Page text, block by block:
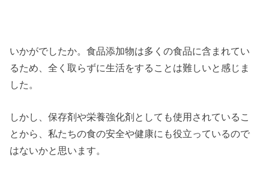
いかがでしたか。食品添加物は多くの食品に含まれてい
るため、全く取らずに生活をすることは難しいと感じま
した。
しかし、保存剤や栄養強化剤としても使用されているこ
とから、私たちの食の安全や健康にも役立っているので
はないかと思います。